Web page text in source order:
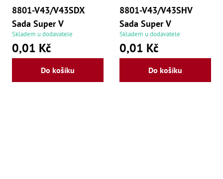
8801-V43/V43SDX
Sada Super V
Skladem u dodavatele
0,01 Kč
Do košíku
8801-V43/V43SHV
Sada Super V
Skladem u dodavatele
0,01 Kč
Do košíku